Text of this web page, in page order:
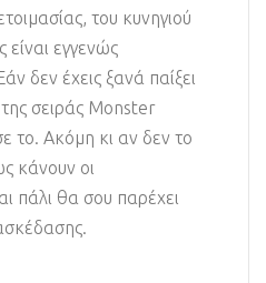
του κυνηγιού
είναι εγγενώς
δεν έχεις ξανά παίξει
της σειράς Monster
το. Ακόμη κι αν δεν το
κάνουν οι
πάλι θα σου παρέχει